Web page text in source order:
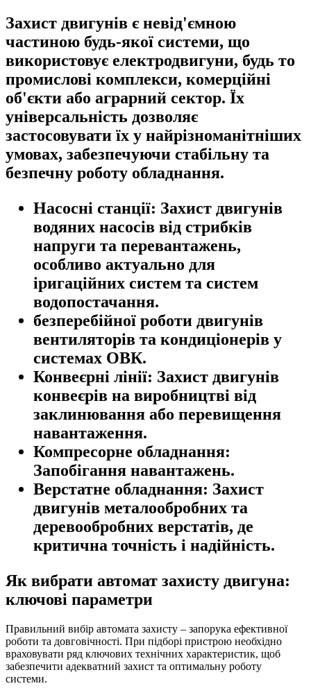
Захист двигунів є невід'ємною
частиною будь-якої системи, що
використовує електродвигуни, будь то
промислові комплекси, комерційні
об'єкти або аграрний сектор. Їх
універсальність дозволяє
застосовувати їх у найрізноманітніших
умовах, забезпечуючи стабільну та
безпечну роботу обладнання.
Насосні станції: Захист двигунів
водяних насосів від стрибків
напруги та перевантажень,
особливо актуально для
іригаційних систем та систем
водопостачання.
безперебійної роботи двигунів
вентиляторів та кондиціонерів у
системах ОВК.
Конвеєрні лінії: Захист двигунів
конвеєрів на виробництві від
заклинювання або перевищення
навантаження.
Компресорне обладнання:
Запобігання навантажень.
Верстатне обладнання: Захист
двигунів металообробних та
деревообробних верстатів, де
критична точність і надійність.
Як вибрати автомат захисту двигуна:
ключові параметри
Правильний вибір автомата захисту – запорука ефективної
роботи та довговічності. При підборі пристрою необхідно
враховувати ряд ключових технічних характеристик, щоб
забезпечити адекватний захист та оптимальну роботу
системи.